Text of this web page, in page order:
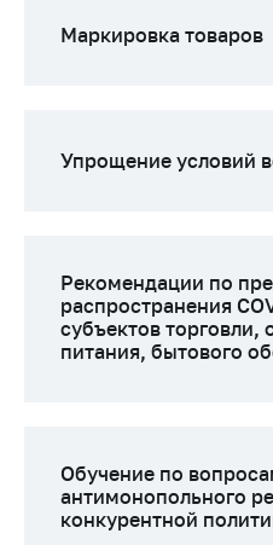
Маркировка товаров
Упрощение условий
Рекомендации по
распространения
субъектов торговли,
питания, бытового
Обучение по
антимонопольного
конкурентной